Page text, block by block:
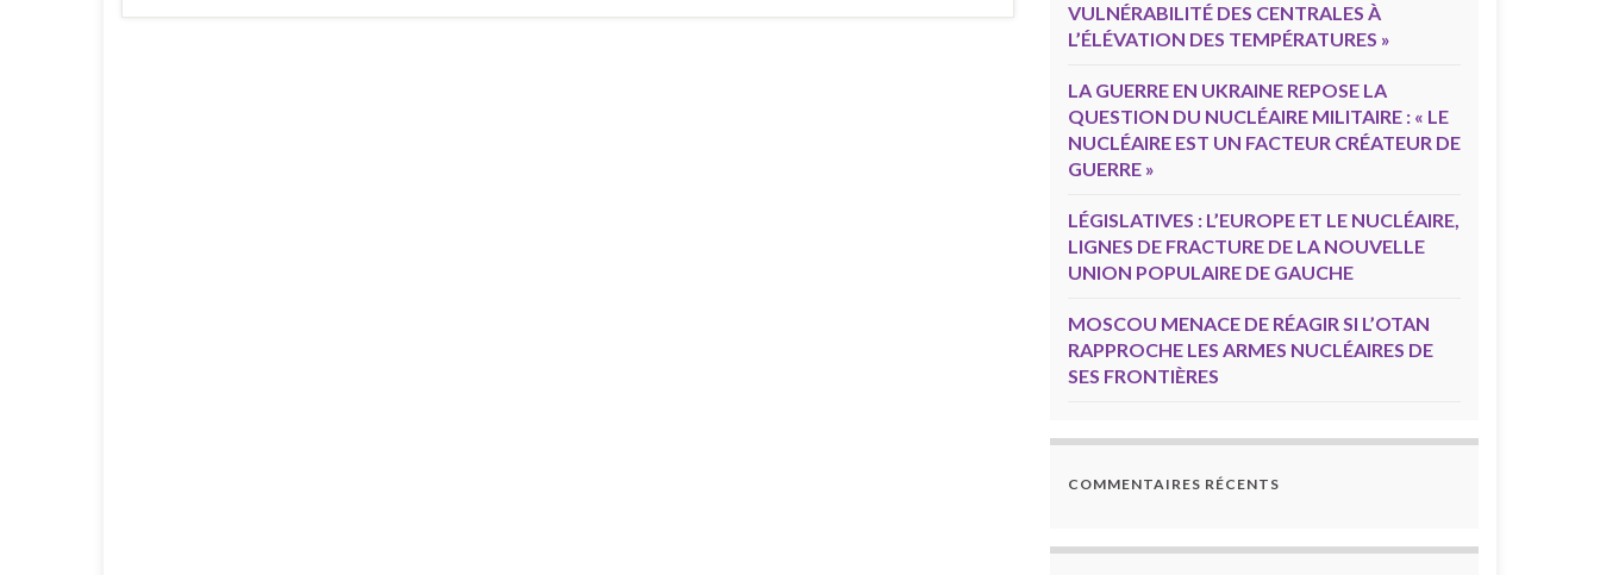
VULNÉRABILITÉ DES CENTRALES À
L’ÉLÉVATION DES TEMPÉRATURES »
LA GUERRE EN UKRAINE REPOSE LA
QUESTION DU NUCLÉAIRE MILITAIRE : « LE
NUCLÉAIRE EST UN FACTEUR CRÉATEUR DE
GUERRE »
LÉGISLATIVES : L’EUROPE ET LE NUCLÉAIRE,
LIGNES DE FRACTURE DE LA NOUVELLE
UNION POPULAIRE DE GAUCHE
MOSCOU MENACE DE RÉAGIR SI L’OTAN
RAPPROCHE LES ARMES NUCLÉAIRES DE
SES FRONTIÈRES
COMMENTAIRES RÉCENTS